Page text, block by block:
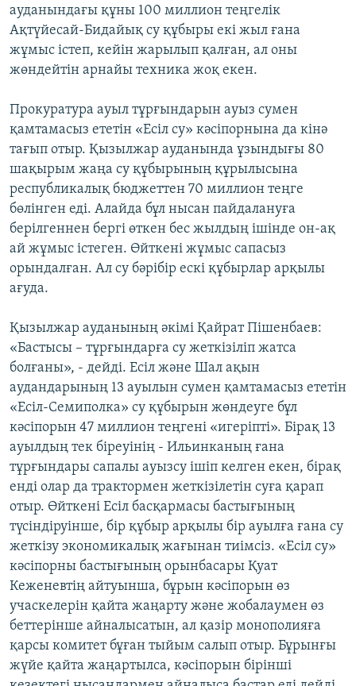
ауданындағы құны 100 миллион теңгелік
Ақтүйесай-Бидайық су құбыры екі жыл ғана
жұмыс істеп, кейін жарылып қалған, ал оны
жөндейтін арнайы техника жоқ екен.
Прокуратура ауыл тұрғындарын ауыз сумен
қамтамасыз ететін «Есіл су» кәсіпорнына да кінә
тағып отыр. Қызылжар ауданында ұзындығы 80
шақырым жаңа су құбырының құрылысына
республикалық бюджеттен 70 миллион теңге
бөлінген еді. Алайда бұл нысан пайдалануға
берілгеннен бергі өткен бес жылдың ішінде он-ақ
ай жұмыс істеген. Өйткені жұмыс сапасыз
орындалған. Ал су бәрібір ескі құбырлар арқылы
ағуда.
Қызылжар ауданының әкімі Қайрат Пішенбаев:
«Бастысы – тұрғындарға су жеткізіліп жатса
болғаны», - дейді. Есіл және Шал ақын
аудандарының 13 ауылын сумен қамтамасыз ететін
«Есіл-Семиполка» су құбырын жөндеуге бұл
кәсіпорын 47 миллион теңгені «игеріпті». Бірақ 13
ауылдың тек біреуінің - Ильинканың ғана
тұрғындары сапалы ауызсу ішіп келген екен, бірақ
енді олар да трактормен жеткізілетін суға қарап
отыр. Өйткені Есіл басқармасы бастығының
түсіндіруінше, бір құбыр арқылы бір ауылға ғана су
жеткізу экономикалық жағынан тиімсіз. «Есіл су»
кәсіпорны бастығының орынбасары Қуат
Кеженевтің айтуынша, бұрын кәсіпорын өз
учаскелерін қайта жаңарту және жобалаумен өз
беттерінше айналысатын, ал қазір монополияға
қарсы комитет бұған тыйым салып отыр. Бұрынғы
жүйе қайта жаңартылса, кәсіпорын бірінші